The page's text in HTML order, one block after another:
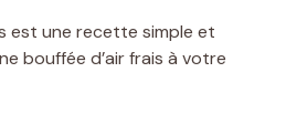
est une recette simple et
bouffée d’air frais à votre